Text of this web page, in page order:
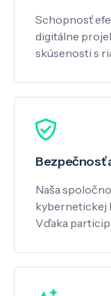
Schopnosť
digitálne
skúsenosti s
Bezpečnosť
Naša
kybernetickej
Vďaka